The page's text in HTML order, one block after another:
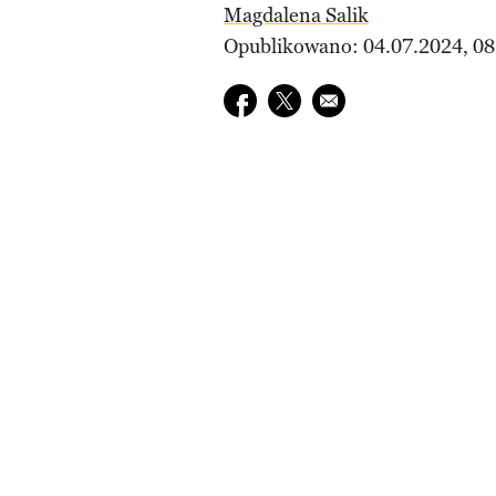
Magdalena Salik
Opublikowano: 04.07.2024,
Udostępnij na facebook
Udostępnij na twitter
E-mail do przyjaciela